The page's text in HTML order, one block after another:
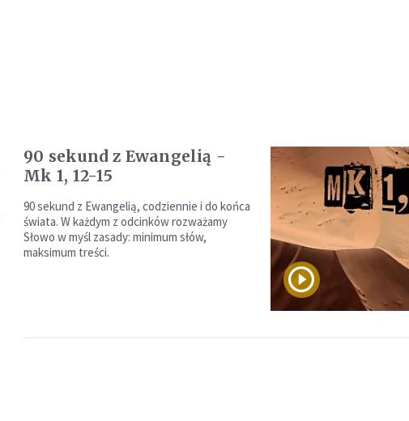
90 sekund z Ewangelią -
Mk 1, 12-15
90 sekund z Ewangelią, codziennie i do końca
świata. W każdym z odcinków rozważamy
Słowo w myśl zasady: minimum słów,
maksimum treści.